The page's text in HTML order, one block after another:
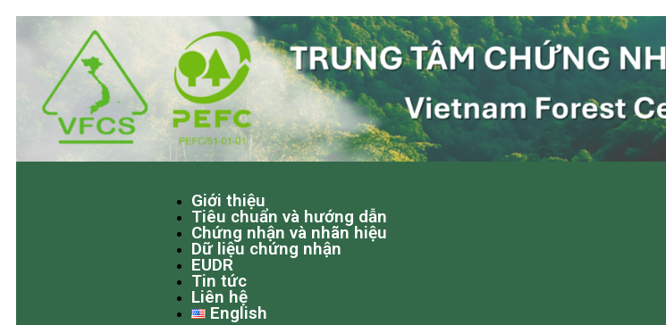
Giới thiệu
Tiêu chuẩn và hướng dẫn
Chứng nhận và nhãn hiệu
Dữ liệu chứng nhận
EUDR
Tin tức
Liên hệ
English